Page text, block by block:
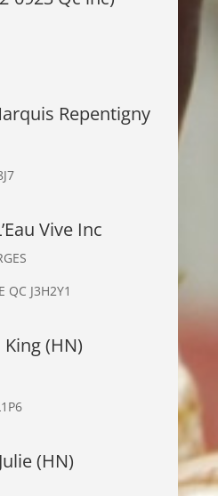
Repentigny
Vive Inc
QC J3H2Y1
(HN)
(HN)